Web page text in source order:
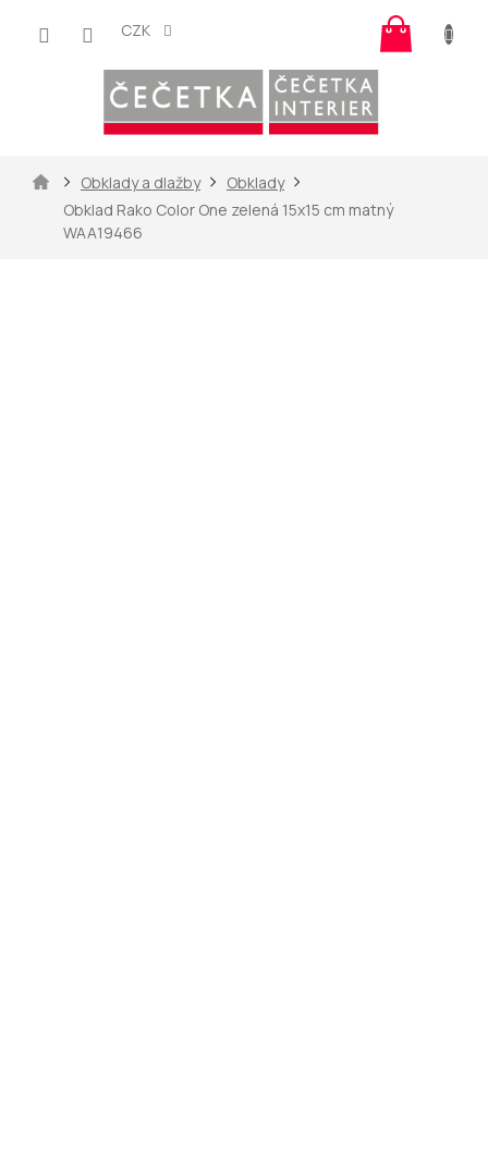
CZK
košík
DomůObklady a dlažby
Obklady
Obklad Rako Color One zelená 15x15 cm matný
WAA19466